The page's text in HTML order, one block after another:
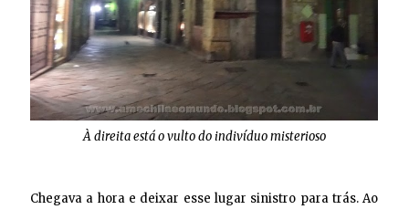
À direita está o vulto do indivíduo misterioso
Chegava a hora e deixar esse lugar sinistro para trás. Ao